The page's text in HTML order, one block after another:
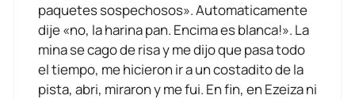
paquetes sospechosos». Automaticamente
dije «no, la harina pan. Encima es blanca!». La
mina se cago de risa y me dijo que pasa todo
el tiempo, me hicieron ir a un costadito de la
pista, abri, miraron y me fui. En fin, en Ezeiza ni